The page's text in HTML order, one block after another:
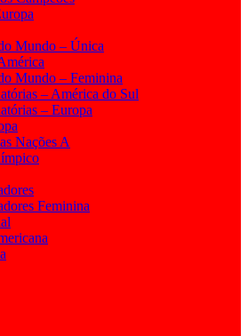
Mundo – Única
Mundo – Feminina
– América do Sul
– Europa
Nações A
Feminina